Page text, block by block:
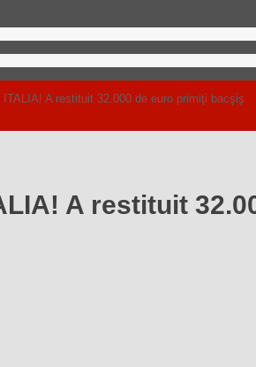
A restituit 32.000 de euro primiţi bacşiş
A restituit